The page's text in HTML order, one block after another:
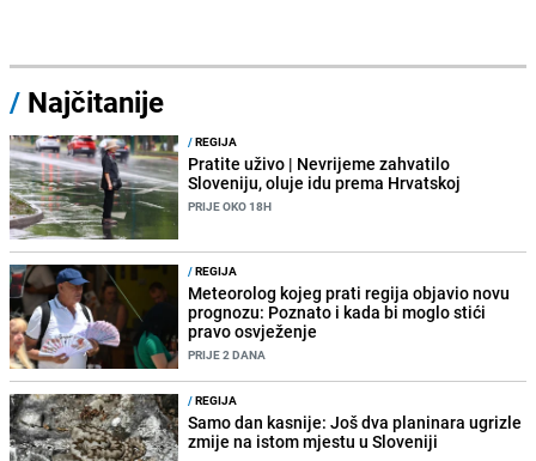
/ Najčitanije
/REGIJA
Pratite uživo | Nevrijeme zahvatilo
Sloveniju, oluje idu prema Hrvatskoj
PRIJE OKO 18H
/REGIJA
Meteorolog kojeg prati regija objavio novu
prognozu: Poznato i kada bi moglo stići
pravo osvježenje
PRIJE 2 DANA
/REGIJA
Samo dan kasnije: Još dva planinara ugrizle
zmije na istom mjestu u Sloveniji